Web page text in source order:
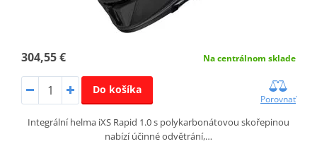
304,55 € Na centrálnom sklade
Do košíka
Porovnať
Integrální helma iXS Rapid 1.0 s polykarbonátovou skořepinou
nabízí účinné odvětrání,…